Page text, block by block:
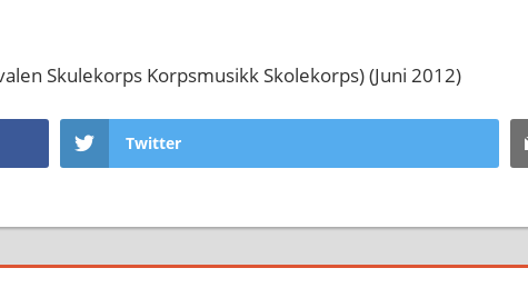
Skulekorps Korpsmusikk Skolekorps) (Juni 2012)
Twitter